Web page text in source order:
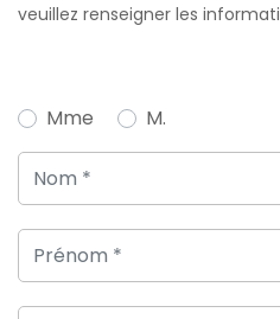
veuillez renseigner les
Mme M.